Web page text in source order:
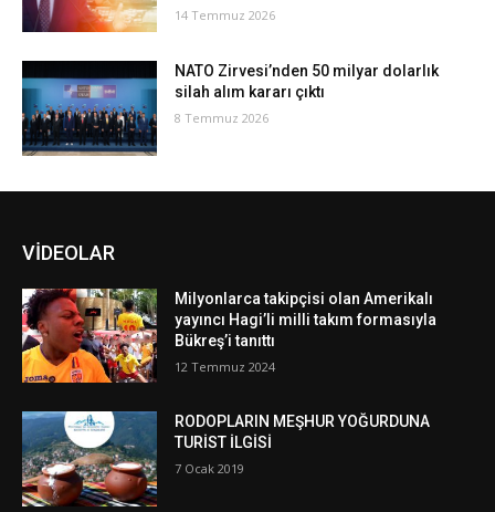
14 Temmuz 2026
NATO Zirvesi’nden 50 milyar dolarlık
silah alım kararı çıktı
8 Temmuz 2026
VİDEOLAR
Milyonlarca takipçisi olan Amerikalı
yayıncı Hagi’li milli takım formasıyla
Bükreş’i tanıttı
12 Temmuz 2024
RODOPLARIN MEŞHUR YOĞURDUNA
TURİST İLGİSİ
7 Ocak 2019